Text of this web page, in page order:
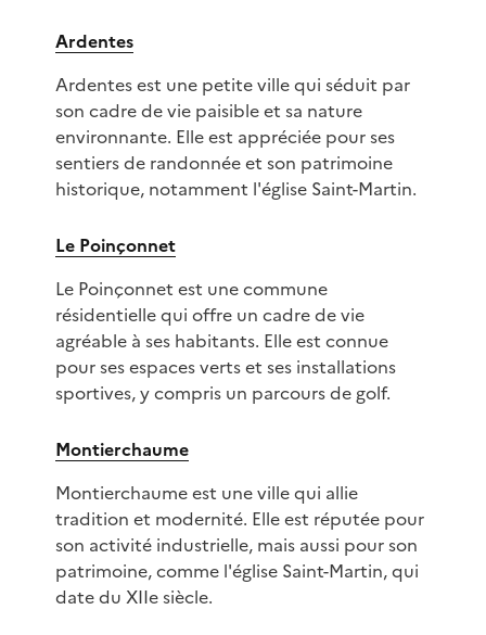
Ardentes
Ardentes est une petite ville qui séduit par
son cadre de vie paisible et sa nature
environnante. Elle est appréciée pour ses
sentiers de randonnée et son patrimoine
historique, notamment l'église Saint-Martin.
Le Poinçonnet
Le Poinçonnet est une commune
résidentielle qui offre un cadre de vie
agréable à ses habitants. Elle est connue
pour ses espaces verts et ses installations
sportives, y compris un parcours de golf.
Montierchaume
Montierchaume est une ville qui allie
tradition et modernité. Elle est réputée pour
son activité industrielle, mais aussi pour son
patrimoine, comme l'église Saint-Martin, qui
date du XIIe siècle.